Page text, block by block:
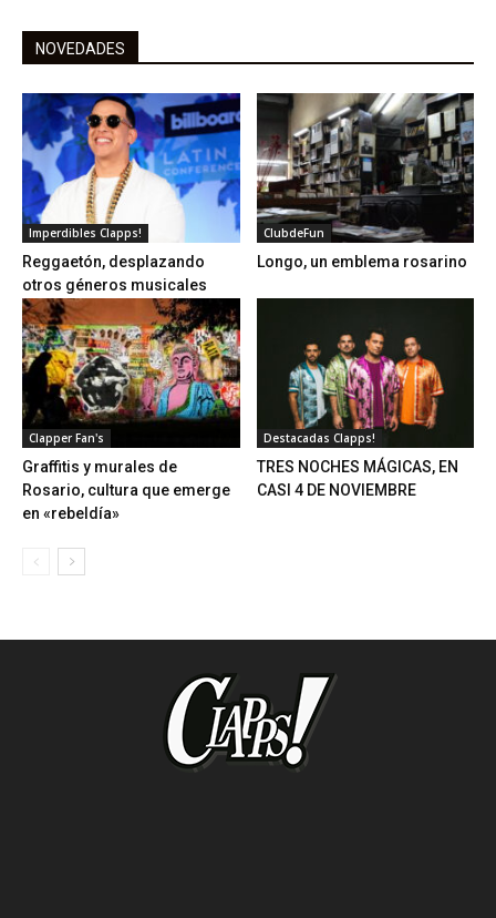
NOVEDADES
Imperdibles Clapps!
Reggaetón, desplazando
otros géneros musicales
ClubdeFun
Longo, un emblema rosarino
Clapper Fan's
Graffitis y murales de
Rosario, cultura que emerge
en «rebeldía»
Destacadas Clapps!
TRES NOCHES MÁGICAS, EN
CASI 4 DE NOVIEMBRE